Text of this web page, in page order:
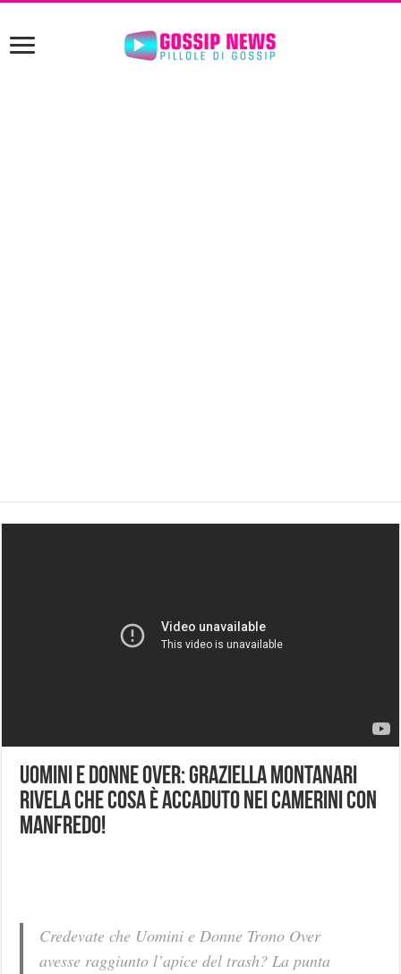
Uomini e Donne Over: Graziella Montanari
rivela che cosa è accaduto nei camerini con
Manfredo!
Credevate che Uomini e Donne Trono Over
avesse raggiunto l’apice del trash? La punta